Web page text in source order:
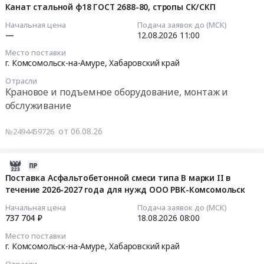
Канат стальной ф18 ГОСТ 2688-80, стропы СК/СКП
Начальная цена
—
Подача заявок до (МСК)
12.08.2026 11:00
Место поставки
г. Комсомольск-на-Амуре,Хабаровский край
Отрасли
Крановое и подъемное оборудование, монтаж и
обслуживание
№2494459726 от 06.08.26
Поставка Асфальтобетонной смеси типа В марки II в
течение 2026-2027 года для нужд ООО РВК-Комсомольск
Начальная цена
737 704 ₽
Подача заявок до (МСК)
18.08.2026 08:00
Место поставки
г. Комсомольск-на-Амуре,Хабаровский край